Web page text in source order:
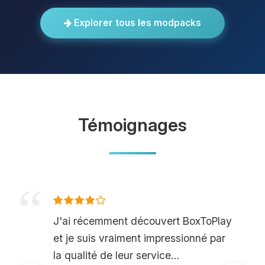
Explorer tous les modpacks
Témoignages
J'ai récemment découvert BoxToPlay
et je suis vraiment impressionné par
la qualité de leur service